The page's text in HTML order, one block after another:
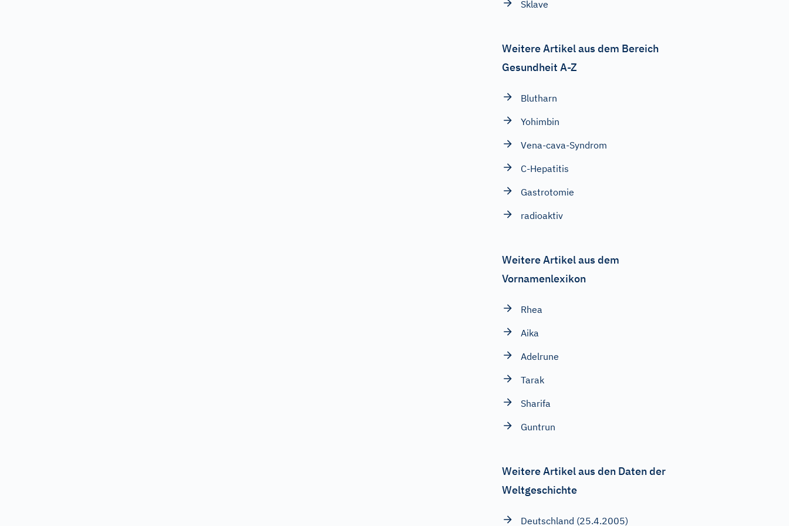
Sklave
Weitere Artikel aus dem Bereich
Gesundheit A-Z
Blutharn
Yohimbin
Vena-cava-Syndrom
C-Hepatitis
Gastrotomie
radioaktiv
Weitere Artikel aus dem
Vornamenlexikon
Rhea
Aika
Adelrune
Tarak
Sharifa
Guntrun
Weitere Artikel aus den Daten der
Weltgeschichte
Deutschland (25.4.2005)